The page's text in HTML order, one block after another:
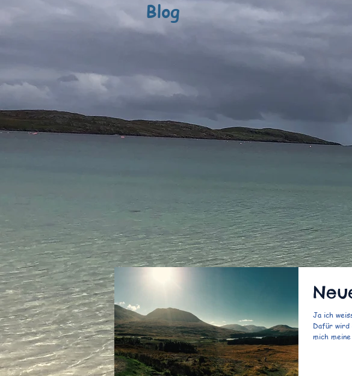
Blog
Ja ich
Dafür wird
mich